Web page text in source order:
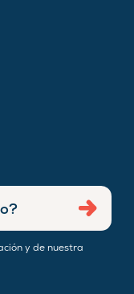
y de nuestra
Enviar